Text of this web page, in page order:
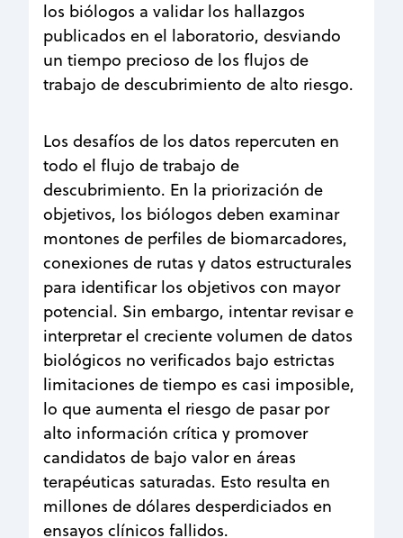
los biólogos a validar los hallazgos
publicados en el laboratorio, desviando
un tiempo precioso de los flujos de
trabajo de descubrimiento de alto riesgo.
Los desafíos de los datos repercuten en
todo el flujo de trabajo de
descubrimiento. En la priorización de
objetivos, los biólogos deben examinar
montones de perfiles de biomarcadores,
conexiones de rutas y datos estructurales
para identificar los objetivos con mayor
potencial. Sin embargo, intentar revisar e
interpretar el creciente volumen de datos
biológicos no verificados bajo estrictas
limitaciones de tiempo es casi imposible,
lo que aumenta el riesgo de pasar por
alto información crítica y promover
candidatos de bajo valor en áreas
terapéuticas saturadas. Esto resulta en
millones de dólares desperdiciados en
ensayos clínicos fallidos.